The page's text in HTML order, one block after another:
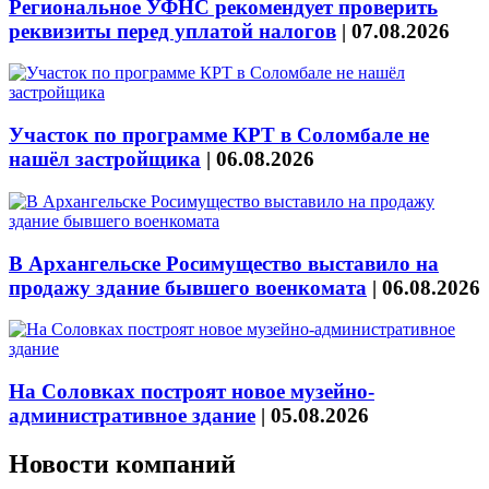
Региональное УФНС рекомендует проверить
реквизиты перед уплатой налогов | 07.08.2026
Участок по программе КРТ в Соломбале не
нашёл застройщика | 06.08.2026
В Архангельске Росимущество выставило на
продажу здание бывшего военкомата | 06.08.2026
На Соловках построят новое музейно-
административное здание | 05.08.2026
Новости компаний